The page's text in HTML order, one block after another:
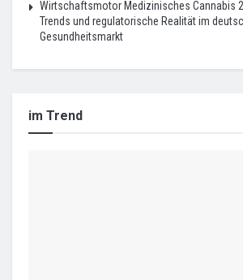
Wirtschaftsmotor Medizinisches Cannabis
Trends und regulatorische Realität im
Gesundheitsmarkt
im Trend